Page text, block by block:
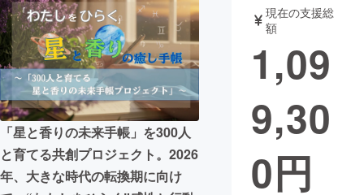
アート・写真 音楽
テクノロジー・ガジェット ゲーム・サ
映像・映画
ビジネス・起業
まちづくり・地域活性化
「星と香りの未来手帳」を300人
と育てる共創プロジェクト。2026
年、大きな時代の転換期に向け
現在の支援総
額
1,09
9,30
0円